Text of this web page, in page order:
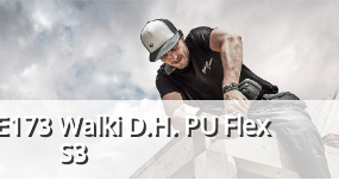
Walki D.H. PU Flex
S3